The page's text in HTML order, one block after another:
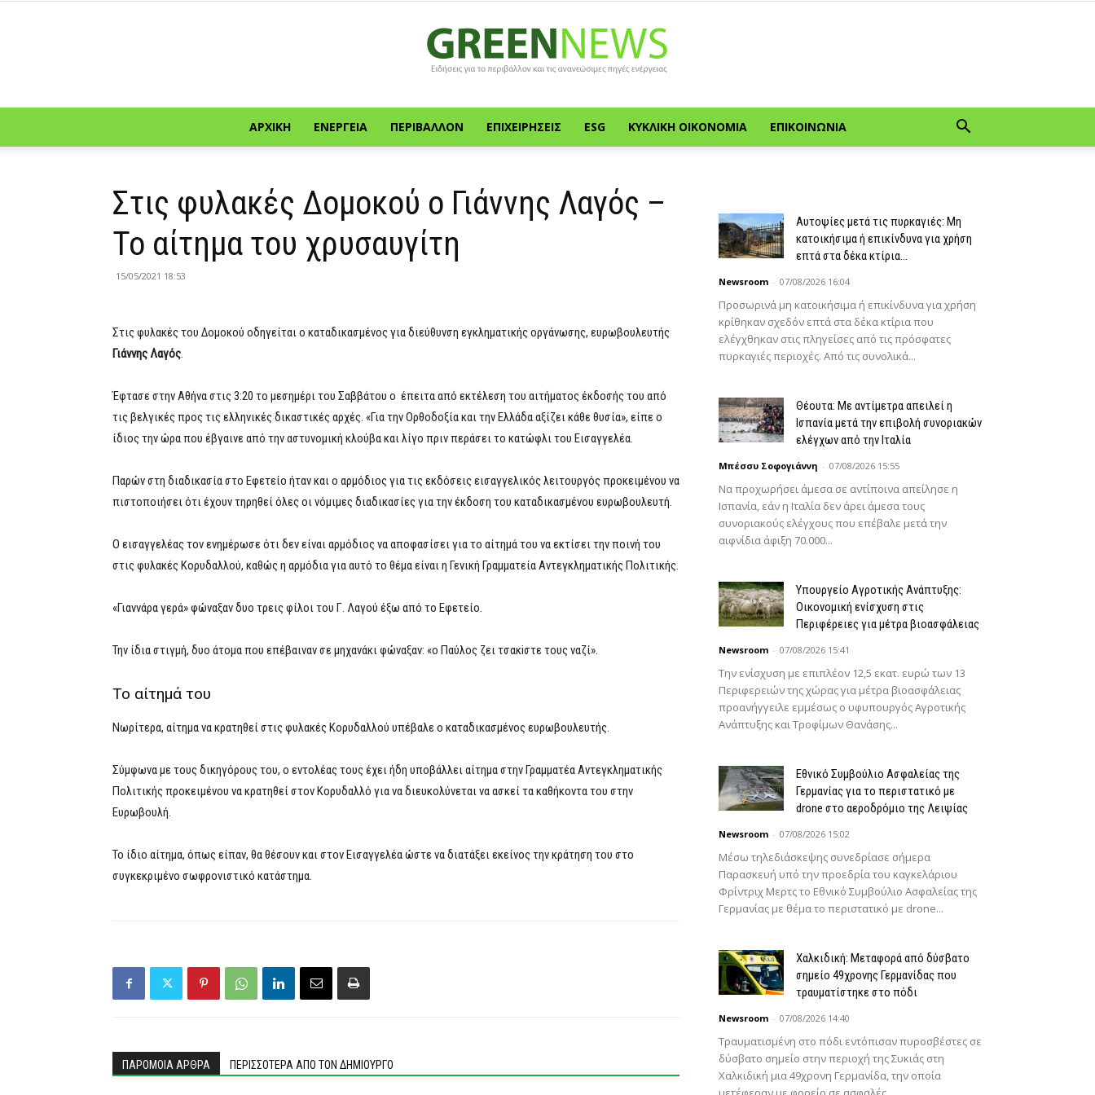
Green
ΑΡΧΙΚΉ ΕΝΈΡΓΕΙΑ ΠΕΡΙΒΆΛΛΟΝ ΕΠΙΧΕΙΡΉΣΕΙΣ ESG ΚΥΚΛΙΚΉ ΟΙΚΟΝΟΜΊΑ ΕΠΙΚΟΙΝΩΝΊΑ
Στις φυλακές Δομοκού ο Γιάννης Λαγός –
Το αίτημα του χρυσαυγίτη
15/05/2021 18:53
Στις φυλακές του Δομοκού οδηγείται ο καταδικασμένος για διεύθυνση εγκληματικής οργάνωσης, ευρωβουλευτής
Γιάννης Λαγός.
Έφτασε στην Αθήνα στις 3:20 το μεσημέρι του Σαββάτου ο έπειτα από εκτέλεση του αιτήματος έκδοσής του από
τις βελγικές προς τις ελληνικές δικαστικές αρχές. «Για την Ορθοδοξία και την Ελλάδα αξίζει κάθε θυσία», είπε ο
ίδιος την ώρα που έβγαινε από την αστυνομική κλούβα και λίγο πριν περάσει το κατώφλι του Εισαγγελέα.
Παρών στη διαδικασία στο Εφετείο ήταν και ο αρμόδιος για τις εκδόσεις εισαγγελικός λειτουργός προκειμένου να
πιστοποιήσει ότι έχουν τηρηθεί όλες οι νόμιμες διαδικασίες για την έκδοση του καταδικασμένου ευρωβουλευτή.
Ο εισαγγελέας τον ενημέρωσε ότι δεν είναι αρμόδιος να αποφασίσει για το αίτημά του να εκτίσει την ποινή του
στις φυλακές Κορυδαλλού, καθώς η αρμόδια για αυτό το θέμα είναι η Γενική Γραμματεία Αντεγκληματικής Πολιτικής.
«Γιαννάρα γερά» φώναξαν δυο τρεις φίλοι του Γ. Λαγού έξω από το Εφετείο.
Την ίδια στιγμή, δυο άτομα που επέβαιναν σε μηχανάκι φώναξαν: «ο Παύλος ζει τσακiστε τους ναζί».
Το αίτημά του
Νωρίτερα, αίτημα να κρατηθεί στις φυλακές Κορυδαλλού υπέβαλε ο καταδικασμένος ευρωβουλευτής.
Σύμφωνα με τους δικηγόρους του, ο εντολέας τους έχει ήδη υποβάλλει αίτημα στην Γραμματέα Αντεγκληματικής
Πολιτικής προκειμένου να κρατηθεί στον Κορυδαλλό για να διευκολύνεται να ασκεί τα καθήκοντα του στην
Ευρωβουλή.
Το ίδιο αίτημα, όπως είπαν, θα θέσουν και στον Εισαγγελέα ώστε να διατάξει εκείνος την κράτηση του στο
συγκεκριμένο σωφρονιστικό κατάστημα.
ΠΑΡΟΜΟΙΑ ΑΡΘΡΑ ΠΕΡΙΣΣΟΤΕΡΑ ΑΠΟ ΤΟΝ ΔΗΜΙΟΥΡΓΟ
Αυτοψίες μετά τις πυρκαγιές: Μη
κατοικήσιμα ή επικίνδυνα για χρήση
επτά στα δέκα κτίρια...
Newsroom - 07/08/2026 16:04
Προσωρινά μη κατοικήσιμα ή επικίνδυνα για χρήση
κρίθηκαν σχεδόν επτά στα δέκα κτίρια που
ελέγχθηκαν στις πληγείσες από τις πρόσφατες
πυρκαγιές περιοχές. Από τις συνολικά...
Θέουτα: Με αντίμετρα απειλεί η
Ισπανία μετά την επιβολή συνοριακών
ελέγχων από την Ιταλία
Μπέσσυ Σοφογιάννη - 07/08/2026 15:55
Να προχωρήσει άμεσα σε αντίποινα απείλησε η
Ισπανία, εάν η Ιταλία δεν άρει άμεσα τους
συνοριακούς ελέγχους που επέβαλε μετά την
αιφνίδια άφιξη 70.000...
Υπουργείο Αγροτικής Ανάπτυξης:
Οικονομική ενίσχυση στις
Περιφέρειες για μέτρα βιοασφάλειας
Newsroom - 07/08/2026 15:41
Την ενίσχυση με επιπλέον 12,5 εκατ. ευρώ των 13
Περιφερειών της χώρας για μέτρα βιοασφάλειας
προανήγγειλε εμμέσως ο υφυπουργός Αγροτικής
Ανάπτυξης και Τροφίμων Θανάσης...
Εθνικό Συμβούλιο Ασφαλείας της
Γερμανίας για το περιστατικό με
drone στο αεροδρόμιο της Λειψίας
Newsroom - 07/08/2026 15:02
Μέσω τηλεδιάσκεψης συνεδρίασε σήμερα
Παρασκευή υπό την προεδρία του καγκελάριου
Φρίντριχ Μερτς το Εθνικό Συμβούλιο Ασφαλείας της
Γερμανίας με θέμα το περιστατικό με drone...
Χαλκιδική: Μεταφορά από δύσβατο
σημείο 49χρονης Γερμανίδας που
τραυματίστηκε στο πόδι
Newsroom - 07/08/2026 14:40
Τραυματισμένη στο πόδι εντόπισαν πυροσβέστες σε
δύσβατο σημείο στην περιοχή της Συκιάς στη
Χαλκιδική μια 49χρονη Γερμανίδα, την οποία